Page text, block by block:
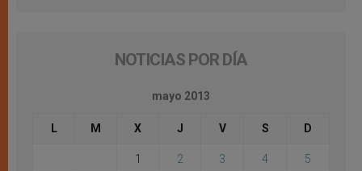
NOTICIAS POR DÍA
mayo 2013
L M X J V S D
1 2 3 4 5